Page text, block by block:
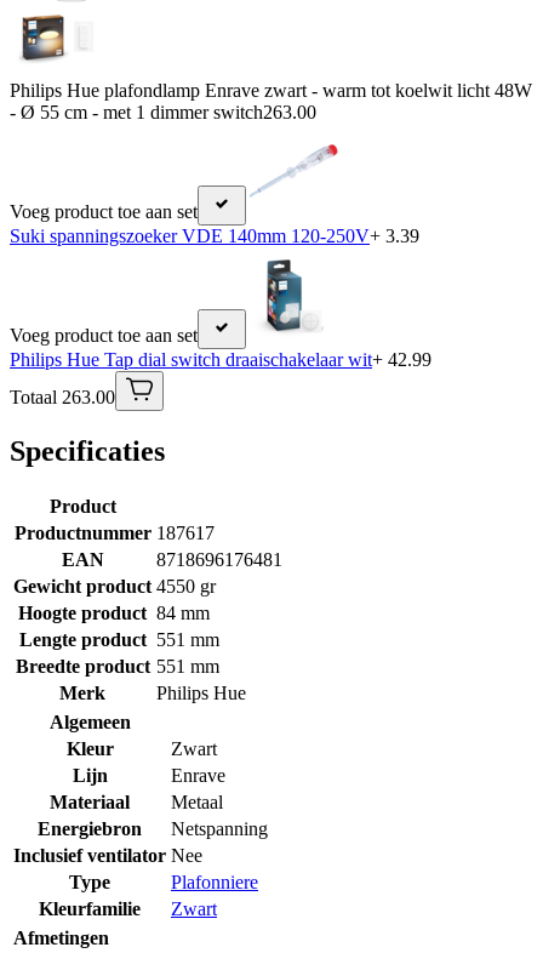
Philips Hue plafondlamp Enrave zwart - warm tot koelwit licht 48W
- Ø 55 cm - met 1 dimmer switch263.00
Voeg product toe aan set
Suki spanningszoeker VDE 140mm 120-250V+ 3.39
Voeg product toe aan set
Philips Hue Tap dial switch draaischakelaar wit+ 42.99
Totaal 263.00
Specificaties
Product
Productnummer 187617
EAN
8718696176481
Gewicht product 4550 gr
Hoogte product 84 mm
Lengte product 551 mm
Breedte product 551 mm
Merk
Philips Hue
Algemeen
Kleur
Zwart
Lijn
Enrave
Materiaal
Metaal
Energiebron
Netspanning
Inclusief ventilator Nee
Type
Plafonniere
Kleurfamilie
Zwart
Afmetingen